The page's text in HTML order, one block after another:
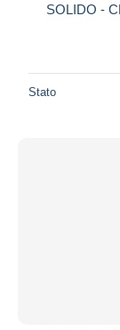
SOLIDO -
Stato